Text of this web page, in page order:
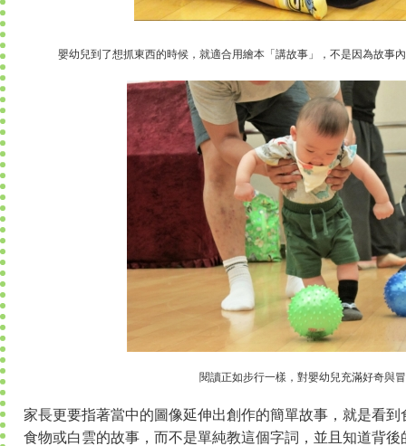
嬰幼兒到了想抓東西的時候，就適合用繪本「講故事」，不是因為故事
閱讀正如步行一樣，對嬰幼兒充滿好奇與
家長更要指著當中的圖像延伸出創作的簡單故事，就是看
食物或白雲的故事，而不是單純教這個字詞，並且知道背